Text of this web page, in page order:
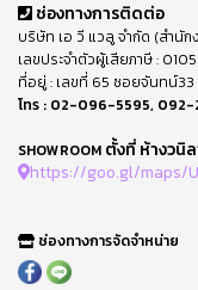
ช่องทางการติดต่อ
บริษัท เอ วี แวลู จำกัด (สำนั
เลขประจำตัวผู้เสียภาษี :
ที่อยู่ : เลขที่ 65 ซอยจันทน์
โทร : 02-096-5595, 092-
SHOWROOM ตั้งที่ ห้างวนิ
https://goo.gl/maps/
ช่องทางการจัดจำหน่าย